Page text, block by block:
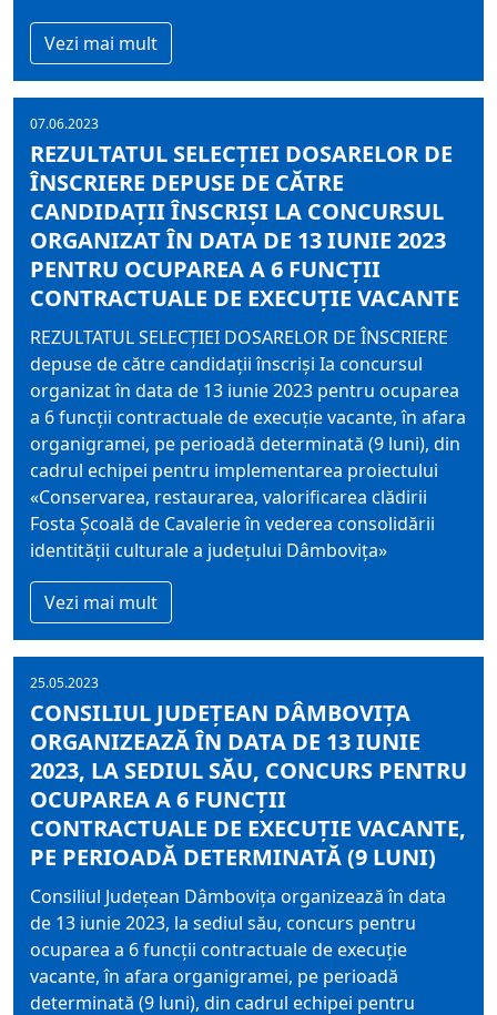
Vezi mai mult
07.06.2023
REZULTATUL SELECŢIEI DOSARELOR DE
ÎNSCRIERE DEPUSE DE CĂTRE
CANDIDAŢII ÎNSCRIŞI LA CONCURSUL
ORGANIZAT ÎN DATA DE 13 IUNIE 2023
PENTRU OCUPAREA A 6 FUNCŢII
CONTRACTUALE DE EXECUŢIE VACANTE
REZULTATUL SELECŢIEI DOSARELOR DE ÎNSCRIERE
depuse de către candidaţii înscrişi Ia concursul
organizat în data de 13 iunie 2023 pentru ocuparea
a 6 funcţii contractuale de execuţie vacante, în afara
organigramei, pe perioadă determinată (9 luni), din
cadrul echipei pentru implementarea proiectului
«Conservarea, restaurarea, valorificarea clădirii
Fosta Şcoală de Cavalerie în vederea consolidării
identităţii culturale a judeţului Dâmboviţa»
Vezi mai mult
25.05.2023
CONSILIUL JUDEŢEAN DÂMBOVIŢA
ORGANIZEAZĂ ÎN DATA DE 13 IUNIE
2023, LA SEDIUL SĂU, CONCURS PENTRU
OCUPAREA A 6 FUNCŢII
CONTRACTUALE DE EXECUŢIE VACANTE,
PE PERIOADĂ DETERMINATĂ (9 LUNI)
Consiliul Judeţean Dâmboviţa organizează în data
de 13 iunie 2023, la sediul său, concurs pentru
ocuparea a 6 funcţii contractuale de execuţie
vacante, în afara organigramei, pe perioadă
determinată (9 luni), din cadrul echipei pentru